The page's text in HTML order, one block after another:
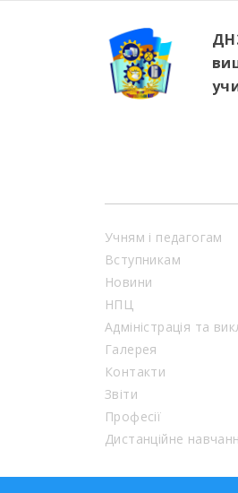
Учням і педагогам
Вступникам
Новини
НПЦ
Адміністрація та
Галерея
Контакти
Звіти
Професії
Дистанційне